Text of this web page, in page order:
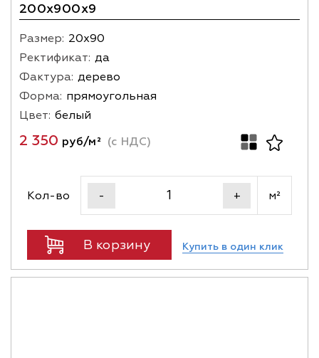
200х900x9
Размер: 20х90
Ректификат: да
Фактура: дерево
Форма: прямоугольная
Цвет: белый
2 350 руб/м² (с НДС)
Кол-во - + м²
В корзину Купить в один клик